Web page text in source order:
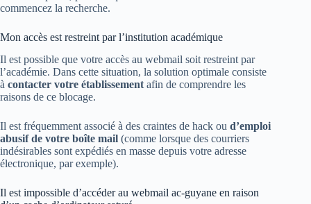
commencez la recherche.
Mon accès est restreint par l’institution académique
Il est possible que votre accès au webmail soit restreint par
l’académie. Dans cette situation, la solution optimale consiste
à contacter votre établissementafin de comprendre les
raisons de ce blocage.
Il est fréquemment associé à des craintes de hack ou d’emploi
abusif de votre boîte mail (comme lorsque des courriers
indésirables sont expédiés en masse depuis votre adresse
électronique, par exemple).
Il est impossible d’accéder au webmail ac-guyane en raison